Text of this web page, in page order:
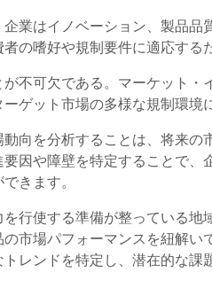
業はイノベーション、製品
の嗜好や規制要件に適応する
不可欠である。マーケット・
ゲット市場の多様な規制環境
向を分析することは、将来
因や障壁を特定することで
きます。
行使する準備が整っている
市場パフォーマンスを紐解
レンドを特定し、潜在的な課